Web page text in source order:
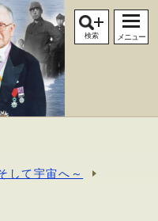
検索 メニュー
して宇宙へ～